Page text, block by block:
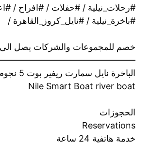
#رحلات_نيلية / #حفلات / #افراح /
#باخرة_نيلية / #نايل_كروز_القاهرة /
خصم للمجموعات والشركات يصل الى
الباخرة نايل سمارت ريفير بوت 5 نجوم
Nile Smart Boat river boat
الحجوزات
Reservations
خدمة هاتفية 24 ساعة